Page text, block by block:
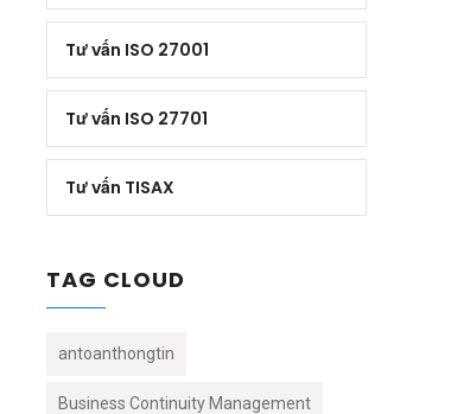
Tư vấn ISO 27001
Tư vấn ISO 27701
Tư vấn TISAX
TAG CLOUD
antoanthongtin
Business Continuity Management